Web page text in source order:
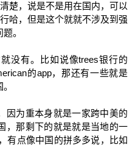
楚，说是不是用在国内，可以
哈，但是这个就就不涉及到强
。
没有。比如说像trees银行的
的app，那还有一些就是
因为重本身就是一家跨中美的
，那剩下的就是就是当地的一
有点像中国的拼多多说，比如